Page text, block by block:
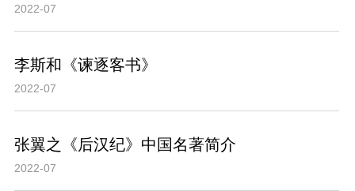
2022-07
李斯和《谏逐客书》
2022-07
张翼之《后汉纪》中国名著简介
2022-07